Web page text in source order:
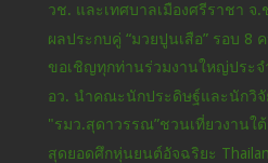
วช. และเทศบาลเมืองศรีราชา
ผลประกบคู่ “มวยปูนเสือ” รอบ 8
ขอเชิญทุกท่านร่วมงานใหญ่ประจ
อว. นำคณะนักประดิษฐ์และนักวิจั
"รมว.สุดาวรรณ”ชวนเที่ยวงานใ
สุดยอดศึกหุ่นยนต์อัจฉริยะ